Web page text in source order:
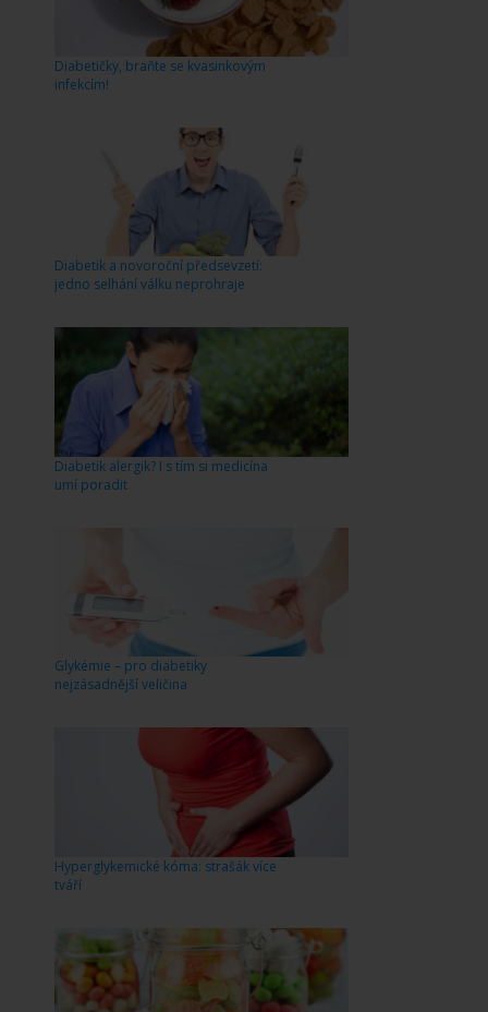
Diabetičky, braňte se kvasinkovým
infekcím!
Diabetik a novoroční předsevzetí:
jedno selhání válku neprohraje
Diabetik alergik? I s tím si medicína
umí poradit
Glykémie – pro diabetiky
nejzásadnější veličina
Hyperglykemické kóma: strašák více
tváří